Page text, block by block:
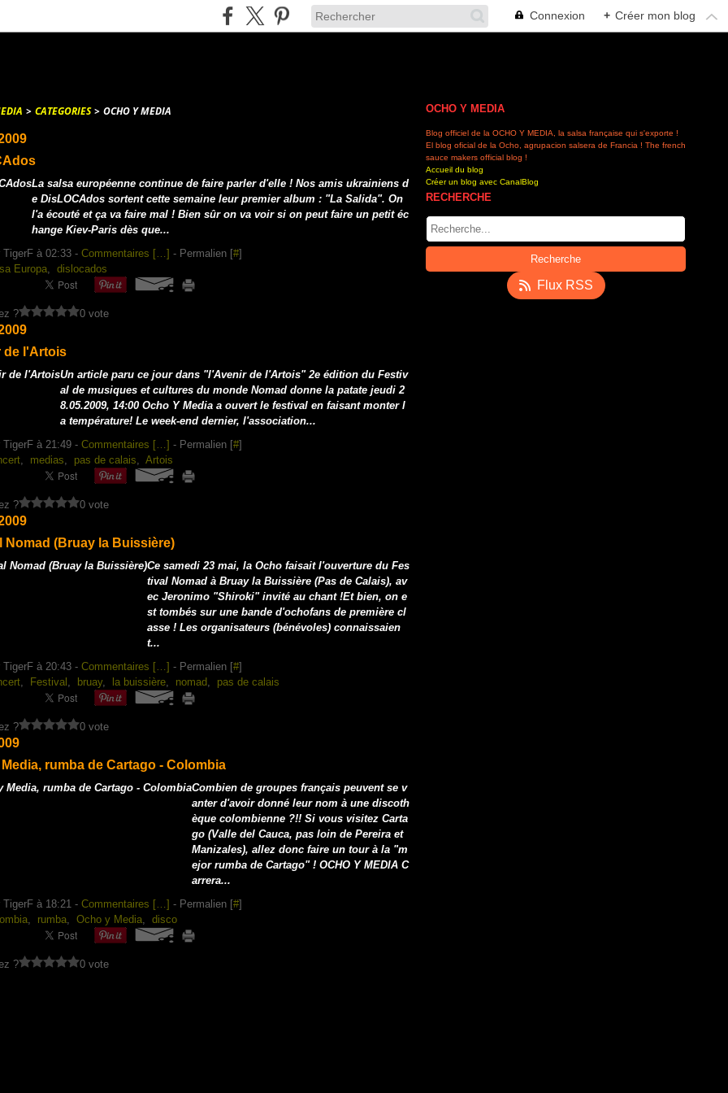
Connexion + Créer mon blog
> CATEGORIES > OCHO Y MEDIA
La salsa européenne continue de faire parler d'elle ! Nos amis ukrainiens d
e DisLOCAdos sortent cette semaine leur premier album : "La Salida". On
l'a écouté et ça va faire mal ! Bien sûr on va voir si on peut faire un petit éc
hange Kiev-Paris dès que...
TigerF à 02:33 - Commentaires […] - Permalien [#]
Europa, dislocados
? 0 vote
de l'Artois
Un article paru ce jour dans "l'Avenir de l'Artois" 2e édition du Festiv
al de musiques et cultures du monde Nomad donne la patate jeudi 2
8.05.2009, 14:00 Ocho Y Media a ouvert le festival en faisant monter l
a température! Le week-end dernier, l'association...
TigerF à 21:49 - Commentaires […] - Permalien [#]
, medias, pas de calais, Artois
? 0 vote
Nomad (Bruay la Buissière)
Ce samedi 23 mai, la Ocho faisait l'ouverture du Fes
tival Nomad à Bruay la Buissière (Pas de Calais), av
ec Jeronimo "Shiroki" invité au chant !Et bien, on e
st tombés sur une bande d'ochofans de première cl
asse ! Les organisateurs (bénévoles) connaissaien
t...
TigerF à 20:43 - Commentaires […] - Permalien [#]
, Festival , bruay, la buissière, nomad, pas de calais
? 0 vote
rumba de Cartago - Colombia
Combien de groupes français peuvent se v
anter d'avoir donné leur nom à une discoth
èque colombienne ?!! Si vous visitez Carta
go (Valle del Cauca, pas loin de Pereira et
Manizales), allez donc faire un tour à la "m
ejor rumba de Cartago" ! OCHO Y MEDIA C
arrera...
TigerF à 18:21 - Commentaires […] - Permalien [#]
, rumba, Ocho y Media, disco
? 0 vote
OCHO Y MEDIA
Blog officiel de la OCHO Y MEDIA, la salsa française qui s'exporte !
El blog oficial de la Ocho, agrupacion salsera de Francia ! The french
sauce makers official blog !
Accueil du blog
Créer un blog avec CanalBlog
RECHERCHE
Flux RSS